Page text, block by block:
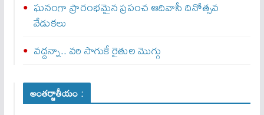
ఘనంగా ప్రారంభమైన ప్రపంచ ఆదివాసీ దినోత్సవ
వేడుకలు
వద్దన్నా.. వరి సాగుకే రైతుల మొగ్గు
అంతర్జాతీయం :